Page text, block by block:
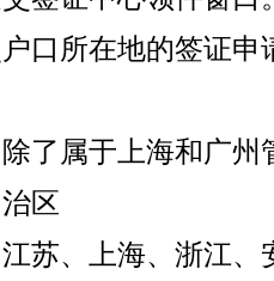
口所在地的签证申
了属于上海和广州
区
江苏、上海、浙江、